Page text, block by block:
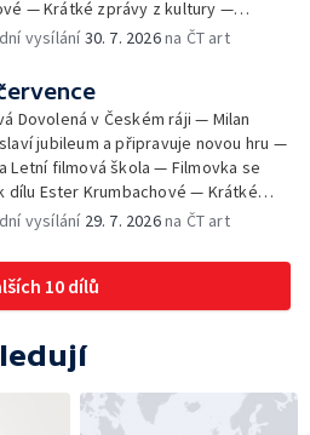
— Krátké zprávy z kultury —
o proměnách Prahy — Zahajení
vysílání30. 7. 2026na ČT art
Dovolená v Českém ráji — Milan
jubileum a připravuje novou hru —
a Letní filmová škola — Filmovka se
dílu Ester Krumbachové — Krátké
z kultury — Antonín Střížek namaloval
vysílání 29. 7. 2026na ČT art
10 dílů